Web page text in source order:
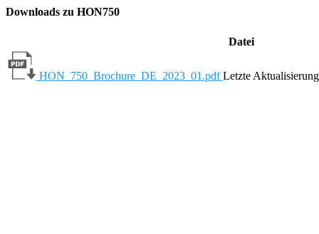
Downloads zu HON750
Datei
HON_750_Brochure_DE_2023_01.pdfLetzte